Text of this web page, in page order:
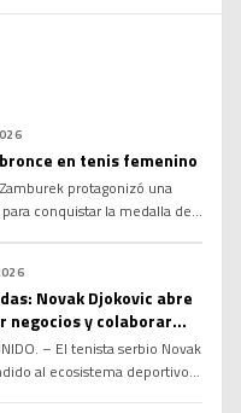
en tenis femenino
protagonizó una
conquistar la medalla de
colombiana María Torres, en
lugar. Luego de ceder el
apeló a la paciencia, el
Novak Djokovic abre
negocios y colaborar
y Roger Federer en el
– El tenista serbio Novak
al ecosistema deportivo y